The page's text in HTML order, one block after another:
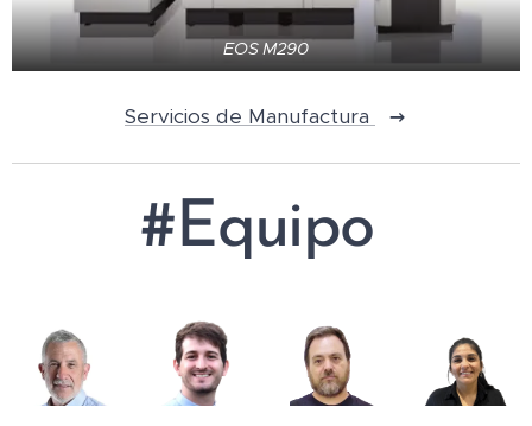
EOS M290
Servicios de Manufactura
#Equipo